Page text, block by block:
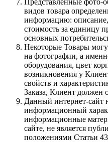
видов товара
информацию: описание,
стоимость за единицу
основных
Некоторые Товары
на фотографии, а
оборудования, цвет
возникновения у
свойств и
Заказа, Клиент должен
Данный интернет-сайт
информационный
информационные
сайте, не является
положениями Статьи